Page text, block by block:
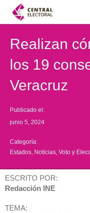
Realizan
los 19
Veracruz
Publicado el:
junio 5, 2024
Categoría:
Estados Noticias Voto y
ESCRITO POR:
Redacción INE
TEMA: